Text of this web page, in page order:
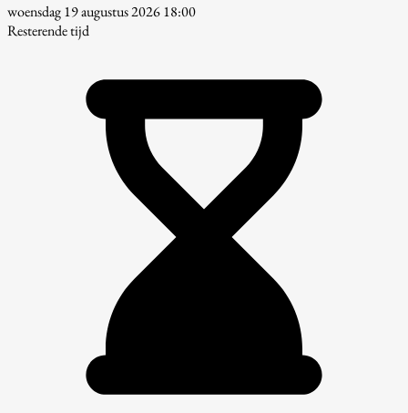
woensdag 19 augustus 2026 18:00
Resterende tijd